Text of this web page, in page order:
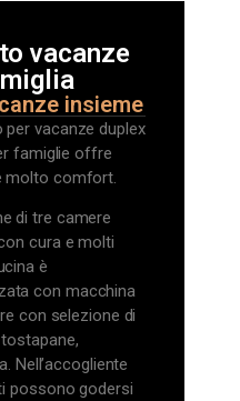
vacanze
insieme
vacanze duplex
famiglie offre
molto comfort.
di tre camere
cura e molti
è
con macchina
con selezione di
Nell’accogliente
possono godersi